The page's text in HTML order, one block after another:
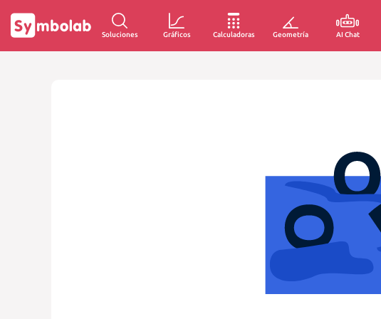
Soluciones Gráficos Calculadoras Geometría AI Chat